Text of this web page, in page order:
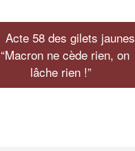
Acte 58 des gilets jaunes
“Macron ne cède rien, on
lâche rien !”